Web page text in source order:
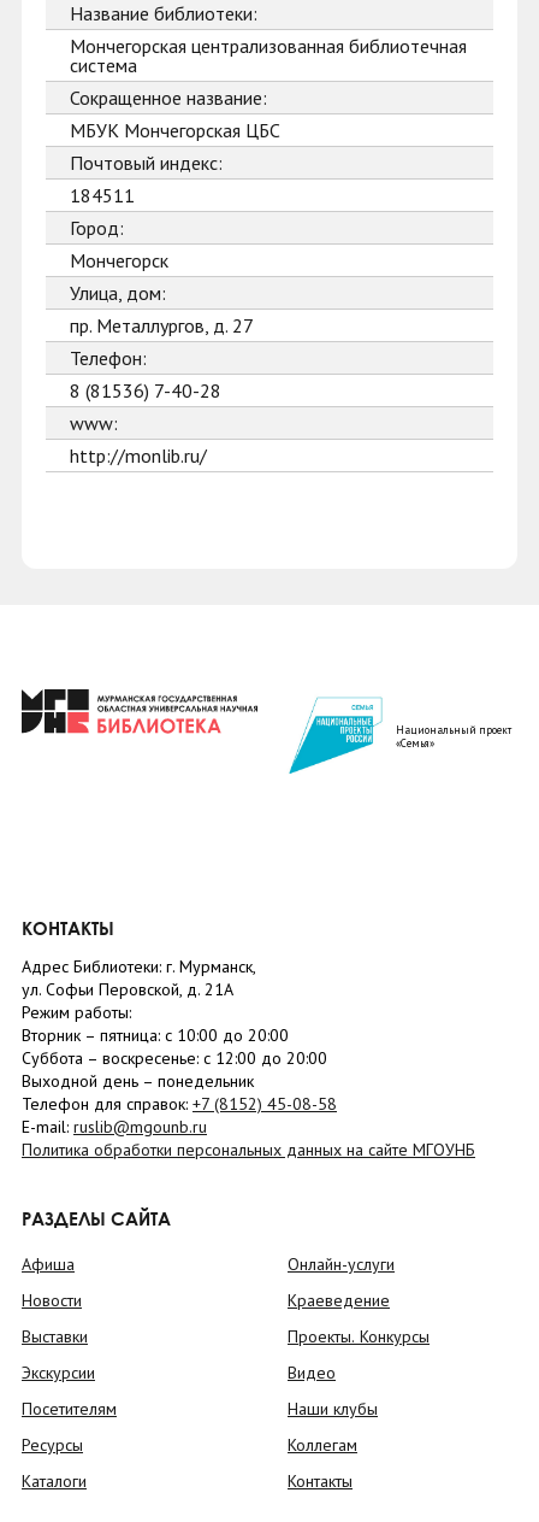
Название библиотеки:
Мончегорская централизованная библиотечная
система
Сокращенное название:
МБУК Мончегорская ЦБС
Почтовый индекс:
184511
Город:
Мончегорск
Улица, дом:
пр. Металлургов, д. 27
Телефон:
8 (81536) 7-40-28
www:
http://monlib.ru/
Национальный проект
«Семья»
КОНТАКТЫ
Адрес Библиотеки: г. Мурманск,
ул. Софьи Перовской, д. 21А
Режим работы:
Вторник – пятница: с 10:00 до 20:00
Суббота – воскресенье: c 12:00 до 20:00
Выходной день – понедельник
Телефон для справок: +7 (8152) 45-08-58
E-mail: ruslib@mgounb.ru
Политика обработки персональных данных на сайте МГОУНБ
РАЗДЕЛЫ САЙТА
Афиша
Новости
Выставки
Экскурсии
Посетителям
Ресурсы
Каталоги
Онлайн-услуги
Краеведение
Проекты. Конкурсы
Видео
Наши клубы
Коллегам
Контакты